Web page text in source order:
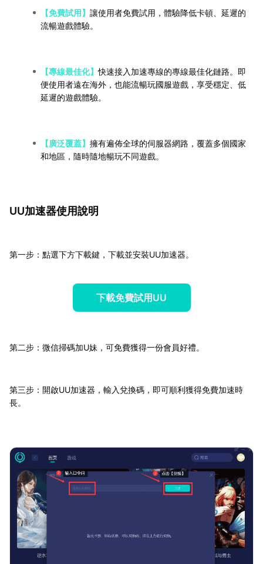
【免費試用】 讓使用者免費試用，體驗降低卡頓、延遲的
流暢遊戲體驗。
【專線最佳化】快速接入加速專線的專線最佳化鏈路。即
便使用者遠在海外，也能流暢玩國服遊戲，享受穩定、低
延遲的遊戲體驗。
【廣泛覆蓋】 擁有遍佈全球的伺服器網路，覆蓋多個國家
和地區，隨時隨地暢玩不同遊戲。
UU加速器使用說明
第一步：點選下方下載鍵，下載並安裝UU加速器。
下載免費試用UU
第二步：微信掃碼加U妹，可免費獲得一份會員好禮。
第三步：開啟UU加速器，輸入兌換碼，即可順利獲得免費加速時
長。